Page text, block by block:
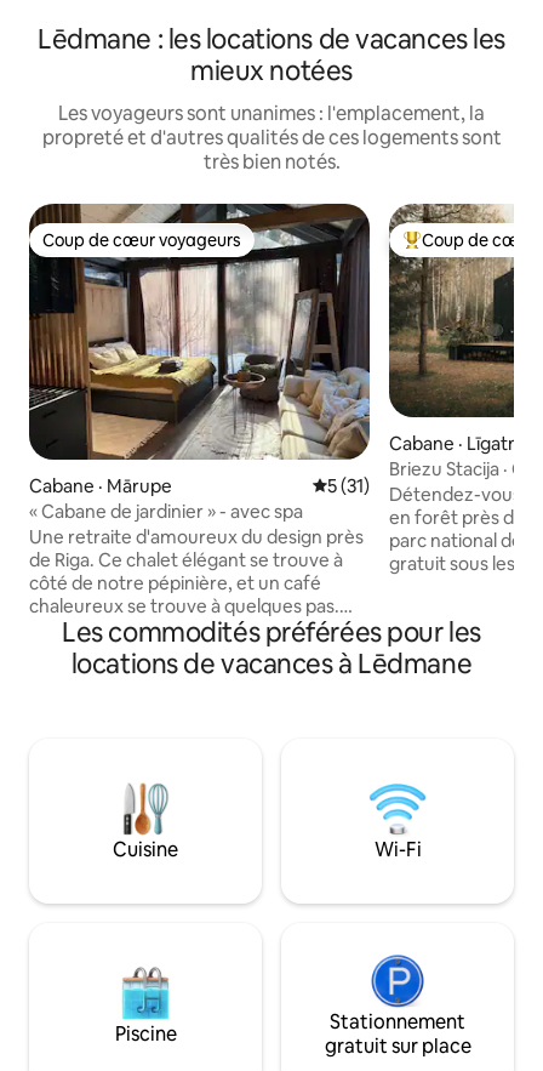
Lēdmane : les locations de vacances les
mieux notées
Les voyageurs sont unanimes : l'emplacement, la
propreté et d'autres qualités de ces logements sont
très bien notés.
Coup de cœur voyageurs
Coup de cœur voyageurs
Cabane · Mārupe Note moyenne de 5 sur 5,
5 (31)
« Cabane de jardinier » - avec spa
Une retraite d'amoureux du design près
de Riga. Ce chalet élégant se trouve à
côté de notre pépinière, et un café
chaleureux se trouve à quelques pas.
Entouré d’arbres et de fleurs, c’est
l’endroit idéal pour disparaître un
moment. Nous mettons à votre
Vous profiterez aussi d'une bouteille
d'eau gratuite, d'épices, de café, de thé,
d'huile d'olive, de chocolat chaud, etc. !
spa chauffé au bois, 60 €/réservation (à
Pour en savoir plus : oranzerija.kabriolets
Coup de cœur
Coup de cœur
Cabane · Līgatne
Briezu Stacija ·
et sauna
Détendez-vous
en forêt près de
parc national de
gratuit sous les
couples et les
recherchent une
chalet isolé. Profitez d'un silence total,
le four à pizza.
romantiques, la
retraites paisibles
Les commodités préférées pour les
locations de vacances à Lēdmane
Cuisine Wi-Fi
Piscine
Stationnement
gratuit sur place